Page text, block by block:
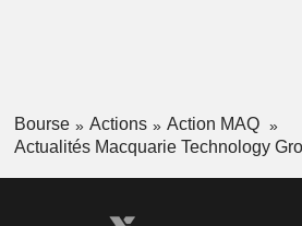
Bourse Actions
Action MAQ
Actualités Macquarie Technology